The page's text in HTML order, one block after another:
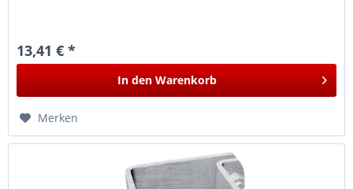
13,41 € *
In den Warenkorb
Merken